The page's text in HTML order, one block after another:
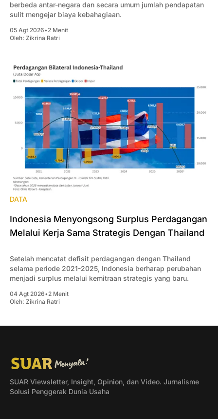
berbeda antar-negara dan secara umum jumlah pendapatan
sulit mengejar biaya kebahagiaan.
05 Agt 2026•2 Menit
Oleh: Zikrina Ratri
DATA
Indonesia Menyongsong Surplus Perdagangan
Melalui Kerja Sama Strategis Dengan Thailand
Setelah mencatat defisit perdagangan dengan Thailand
selama periode 2021-2025, Indonesia berharap perubahan
menjadi surplus melalui kemitraan strategis yang baru.
04 Agt 2026•2 Menit
Oleh: Zikrina Ratri
SUAR Viewsletter, Insight, Opinion, dan Video. Jurnalisme
Solusi Penggerak Dunia Usaha